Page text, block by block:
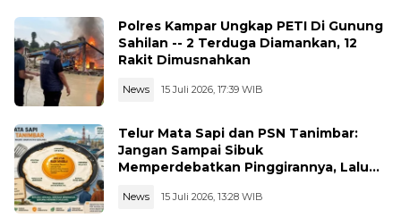
Polres Kampar Ungkap PETI Di Gunung
Sahilan -- 2 Terduga Diamankan, 12
Rakit Dimusnahkan
News 15 Juli 2026, 17:39 WIB
Telur Mata Sapi dan PSN Tanimbar:
Jangan Sampai Sibuk
Memperdebatkan Pinggirannya, Lalu
News 15 Juli 2026, 13:28 WIB